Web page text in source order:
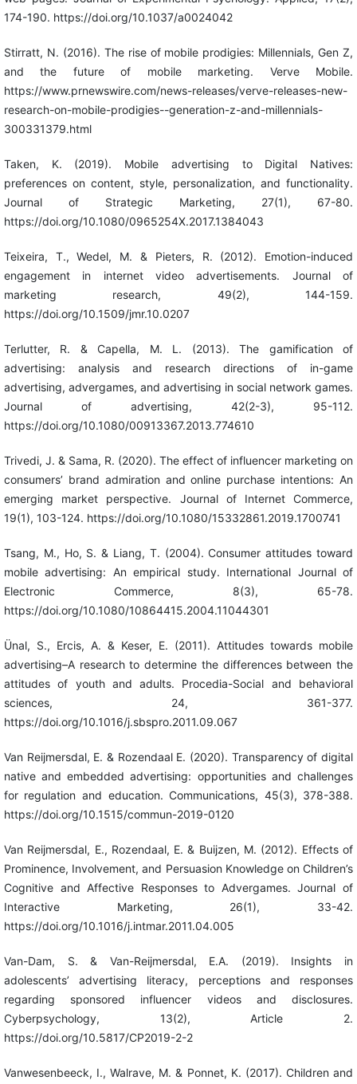
174-190. https://doi.org/10.1037/a0024042
Stirratt, N. (2016). The rise of mobile prodigies: Millennials, Gen Z,
and the future of mobile marketing. Verve Mobile.
https://www.prnewswire.com/news-releases/verve-releases-new-
research-on-mobile-prodigies--generation-z-and-millennials-
300331379.html
Taken, K. (2019). Mobile advertising to Digital Natives:
preferences on content, style, personalization, and functionality.
Journal of Strategic Marketing, 27(1), 67-80.
https://doi.org/10.1080/0965254X.2017.1384043
Teixeira, T., Wedel, M. & Pieters, R. (2012). Emotion-induced
engagement in internet video advertisements. Journal of
marketing research, 49(2), 144-159.
https://doi.org/10.1509/jmr.10.0207
Terlutter, R. & Capella, M. L. (2013). The gamification of
advertising: analysis and research directions of in-game
advertising, advergames, and advertising in social network games.
Journal of advertising, 42(2-3), 95-112.
https://doi.org/10.1080/00913367.2013.774610
Trivedi, J. & Sama, R. (2020). The effect of influencer marketing on
consumers’ brand admiration and online purchase intentions: An
emerging market perspective. Journal of Internet Commerce,
19(1), 103-124. https://doi.org/10.1080/15332861.2019.1700741
Tsang, M., Ho, S. & Liang, T. (2004). Consumer attitudes toward
mobile advertising: An empirical study. International Journal of
Electronic Commerce, 8(3), 65-78.
https://doi.org/10.1080/10864415.2004.11044301
Ünal, S., Ercis, A. & Keser, E. (2011). Attitudes towards mobile
advertising–A research to determine the differences between the
attitudes of youth and adults. Procedia-Social and behavioral
sciences, 24, 361-377.
https://doi.org/10.1016/j.sbspro.2011.09.067
Van Reijmersdal, E. & Rozendaal E. (2020). Transparency of digital
native and embedded advertising: opportunities and challenges
for regulation and education. Communications, 45(3), 378-388.
https://doi.org/10.1515/commun-2019-0120
Van Reijmersdal, E., Rozendaal, E. & Buijzen, M. (2012). Effects of
Prominence, Involvement, and Persuasion Knowledge on Children’s
Cognitive and Affective Responses to Advergames. Journal of
Interactive Marketing, 26(1), 33-42.
https://doi.org/10.1016/j.intmar.2011.04.005
Van-Dam, S. & Van-Reijmersdal, E.A. (2019). Insights in
adolescents’ advertising literacy, perceptions and responses
regarding sponsored influencer videos and disclosures.
Cyberpsychology, 13(2), Article 2.
https://doi.org/10.5817/CP2019-2-2
Vanwesenbeeck, I., Walrave, M. & Ponnet, K. (2017). Children and